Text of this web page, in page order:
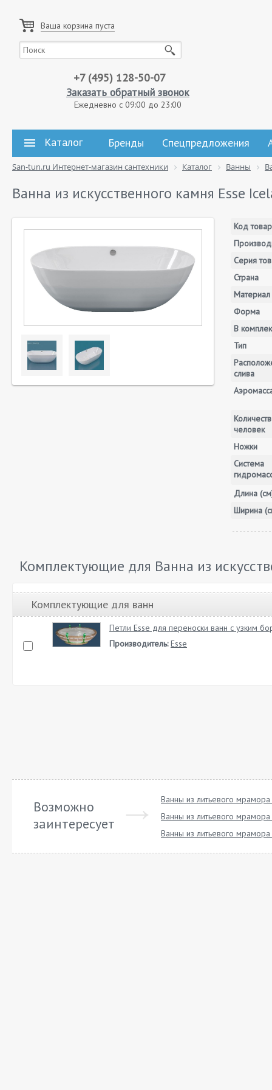
Ваша корзина пуста
+7 (495) 128-50-07
Заказать обратный звонок
Ежедневно с 09:00 до 23:00
Каталог Бренды Спецпредложения
San-tun.ru Интернет-магазин сантехники Каталог Ванны
Ванна из искусственного камня Esse
Код
Серия
Страна
Материал
Форма
В
Тип
слива
человек
Ножки
Система
Длина
Ширина
Комплектующие для Ванна из
Комплектующие для ванн
Петли Esse для переноски ванн с узким
Производитель: Esse
Возможно
заинтересует
Ванны из литьевого
Ванны из литьевого мрамора
Ванны из литьевого